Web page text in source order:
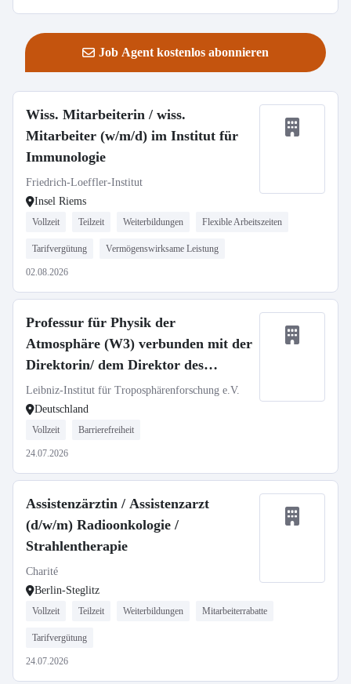
Job Agent kostenlos abonnieren
Wiss. Mitarbeiterin / wiss.
Mitarbeiter (w/m/d) im Institut für
Immunologie
Friedrich-Loeffler-Institut
Insel Riems
Vollzeit Teilzeit Weiterbildungen Flexible Arbeitszeiten
Tarifvergütung Vermögenswirksame Leistung
02.08.2026
Professur für Physik der
Atmosphäre (W3) verbunden mit der
Direktorin/ dem Direktor des
TROPOS
Leibniz-Institut für Troposphärenforschung e.V.
Deutschland
Vollzeit Barrierefreiheit
24.07.2026
Assistenzärztin / Assistenzarzt
(d/w/m) Radioonkologie /
Strahlentherapie
Charité
Berlin-Steglitz
Vollzeit Teilzeit Weiterbildungen Mitarbeiterrabatte
Tarifvergütung
24.07.2026